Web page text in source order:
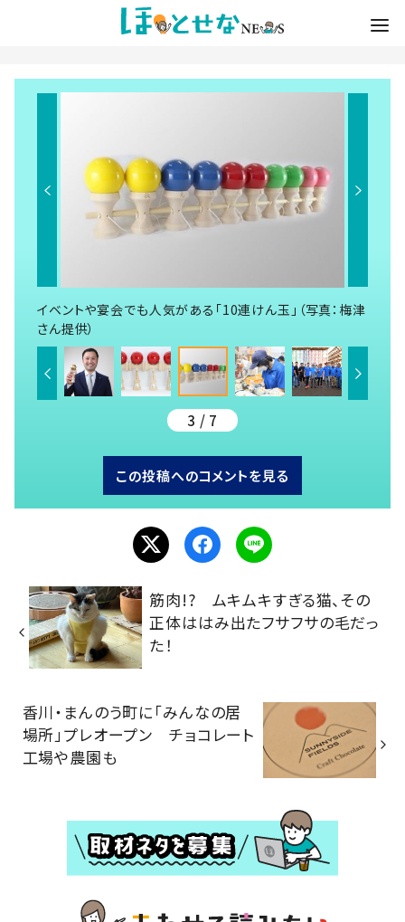
イベントや宴会でも人気がある「10連けん玉」（写真：梅津
さん提供）
3 / 7
この投稿へのコメントを見る
筋肉!? ムキムキすぎる猫、その
正体ははみ出たフサフサの毛だっ
た！
香川・まんのう町に「みんなの居
場所」プレオープン チョコレート
工場や農園も